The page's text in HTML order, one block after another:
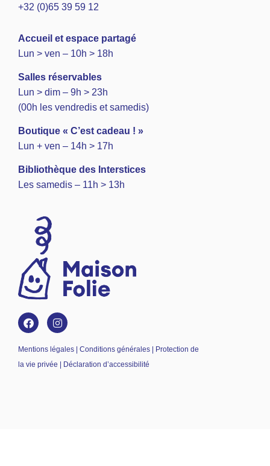
+32 (0)65 39 59 12
Accueil et espace partagé
Lun > ven – 10h > 18h
Salles réservables
Lun > dim – 9h > 23h
(00h les vendredis et samedis)
Boutique « C’est cadeau ! »
Lun + ven – 14h > 17h
Bibliothèque des Interstices
Les samedis – 11h > 13h
Mentions légales | Conditions générales | Protection de
la vie privée | Déclaration d’accessibilité